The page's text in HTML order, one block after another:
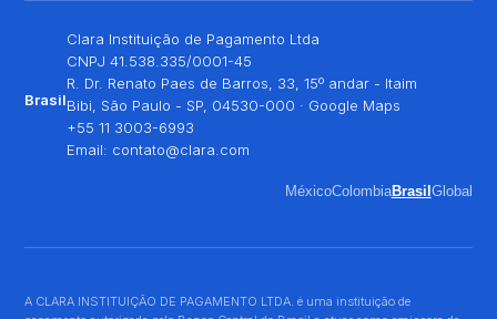
Brasil
Clara Instituição de Pagamento Ltda
CNPJ 41.538.335/0001-45
R. Dr. Renato Paes de Barros, 33, 15º andar - Itaim
Bibi, São Paulo - SP, 04530-000 · Google Maps
+55 11 3003-6993
Email: contato@clara.com
MéxicoColombiaBrasil Global
A CLARA INSTITUIÇÃO DE PAGAMENTO LTDA. é uma instituição de